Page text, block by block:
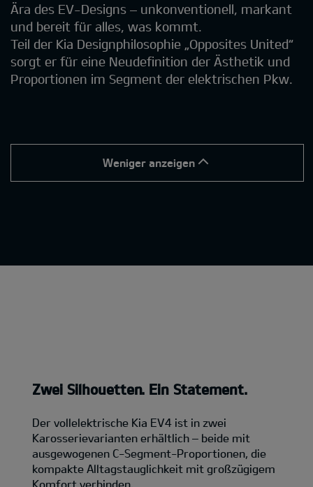
Ära des EV-Designs – unkonventionell, markant
und bereit für alles, was kommt.
Teil der Kia Designphilosophie „Opposites United“
sorgt er für eine Neudefinition der Ästhetik und
Proportionen im Segment der elektrischen Pkw.
Weniger anzeigen
Zwei Silhouetten. Ein Statement.
Der vollelektrische Kia EV4 ist in zwei
Karosserievarianten erhältlich – beide mit
ausgewogenen C-Segment-Proportionen, die
kompakte Alltagstauglichkeit mit großzügigem
Komfort verbinden.